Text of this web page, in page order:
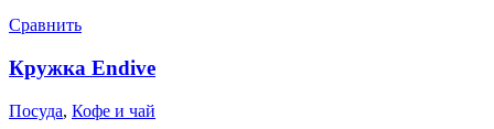
Сравнить
Кружка Endive
Посуда, Кофе и чай